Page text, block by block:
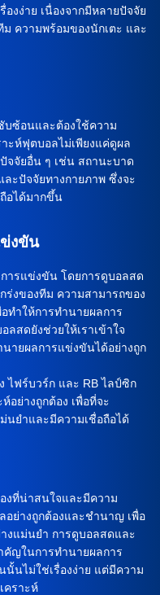
งง่าย เนื่องจากมีหลายปัจจัย
ความพร้อมของนักเตะ และ
บซ้อนและต้องใช้ความ
ะห์ฟุตบอลไม่เพียงแค่ดูผล
จจัยอื่น ๆ เช่น สถานะบาด
ะปัจจัยทางกายภาพ ซึ่งจะ
อได้มากขึ้น
งขัน
ารแข่งขัน โดยการดูบอลสด
ร่งของทีม ความสามารถของ
ทำให้การทำนายผลการ
สดยังช่วยให้เราเข้าใจ
ายผลการแข่งขันได้อย่างถูก
ไฟร์บวร์ก และ RB ไลป์ซิก
อย่างถูกต้อง เพื่อที่จะ
นยำและมีความเชื่อถือได้
งที่น่าสนใจและมีความ
อย่างถูกต้องและชำนาญ เพื่อ
งแม่นยำ การดูบอลสดและ
ญในการทำนายผลการ
นไม่ใช่เรื่องง่าย แต่มีความ
คราะห์